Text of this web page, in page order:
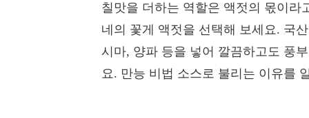
칠맛을 더하는 역할은 액젓의 몫이라
네의 꽃게 액젓을 선택해 보세요. 국
시마, 양파 등을 넣어 깔끔하고도 풍
요. 만능 비법 소스로 불리는 이유를